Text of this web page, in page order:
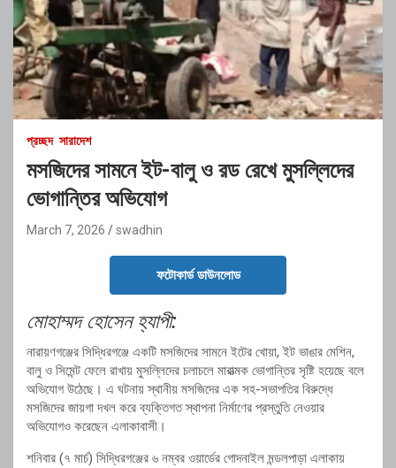
প্রচ্ছদ সারাদেশ
মসজিদের সামনে ইট-বালু ও রড রেখে মুসল্লিদের
ভোগান্তির অভিযোগ
March 7, 2026 swadhin
ফটোকার্ড ডাউনলোড
মোহাম্মদ হোসেন হ্যাপী:
নারায়ণগঞ্জের সিদ্ধিরগঞ্জে একটি মসজিদের সামনে ইটের খোয়া, ইট ভাঙার মেশিন,
বালু ও সিমেন্ট ফেলে রাখায় মুসল্লিদের চলাচলে মারাত্মক ভোগান্তির সৃষ্টি হয়েছে বলে
অভিযোগ উঠেছে। এ ঘটনায় স্থানীয় মসজিদের এক সহ-সভাপতির বিরুদ্ধে
মসজিদের জায়গা দখল করে ব্যক্তিগত স্থাপনা নির্মাণের প্রস্তুতি নেওয়ার
অভিযোগও করেছেন এলাকাবাসী।
শনিবার (৭ মার্চ) সিদ্ধিরগঞ্জের ৬ নম্বর ওয়ার্ডের গোদনাইল মন্ডলপাড়া এলাকায়